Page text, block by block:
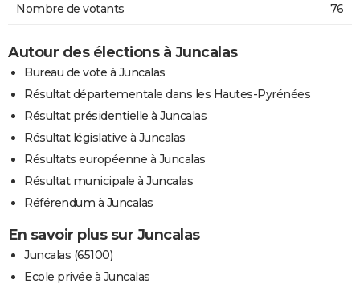
Nombre de votants 76
Autour des élections à Juncalas
Bureau de vote à Juncalas
Résultat départementale dans les Hautes-Pyrénées
Résultat présidentielle à Juncalas
Résultat législative à Juncalas
Résultats européenne à Juncalas
Résultat municipale à Juncalas
Référendum à Juncalas
En savoir plus sur Juncalas
Juncalas (65100)
Ecole privée à Juncalas